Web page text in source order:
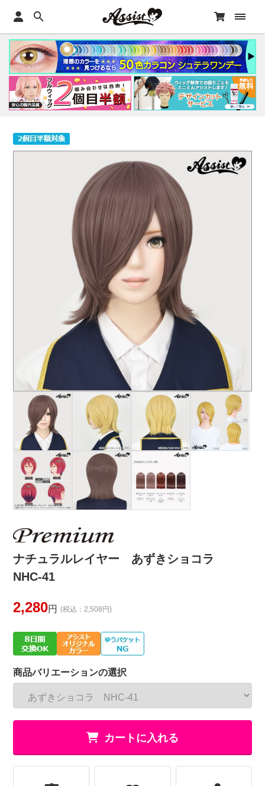
ナチュラルレイヤー あずきショコラ
NHC-41
2,280円 (税込：2,508円)
商品バリエーションの選択
カートに入れる